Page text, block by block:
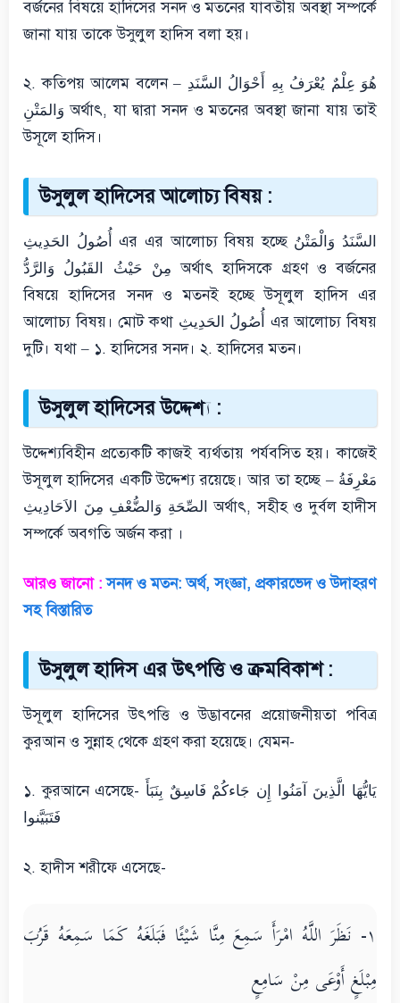
বর্জনের বিষয়ে হাদিসের সনদ ও মতনের যাবতীয় অবস্থা সম্পর্কে
জানা যায় তাকে উসুলুল হাদিস বলা হয়।
২. কতিপয় আলেম বলেন – هُوَ عِلْمٌ يُعْرَفُ بِهِ أَحْوَالُ السَّنَدِ
وَالمَتْنِ অর্থাৎ, যা দ্বারা সনদ ও মতনের অবস্থা জানা যায় তাই
উসূলে হাদিস।
উসুলুল হাদিসের আলোচ্য বিষয় :
أُصُولُ الحَدِيثِ এর এর আলোচ্য বিষয় হচ্ছে السَّنَدُ وَالْمَتْنُ
مِنْ حَيْثُ القَبُولُ وَالرَّدُّ অর্থাৎ হাদিসকে গ্রহণ ও বর্জনের
বিষয়ে হাদিসের সনদ ও মতনই হচ্ছে উসূলুল হাদিস এর
আলোচ্য বিষয়। মোট কথা أُصُولُ الحَدِيثِ এর আলোচ্য বিষয়
দুটি। যথা – ১. হাদিসের সনদ। ২. হাদিসের মতন।
উসুলুল হাদিসের উদ্দেশ্য :
উদ্দেশ্যবিহীন প্রত্যেকটি কাজই ব্যর্থতায় পর্যবসিত হয়। কাজেই
উসূলুল হাদিসের একটি উদ্দেশ্য রয়েছে। আর তা হচ্ছে – مَعْرِفَةُ
الصِّحَةِ وَالضُّعْفِ مِنَ الاَحَادِيثِ অর্থাৎ, সহীহ ও দুর্বল হাদীস
সম্পর্কে অবগতি অর্জন করা ।
আরও জানো : সনদ ও মতন: অর্থ, সংজ্ঞা, প্রকারভেদ ও উদাহরণ
সহ বিস্তারিত
উসুলুল হাদিস এর উৎপত্তি ও ক্রমবিকাশ :
উসূলুল হাদিসের উৎপত্তি ও উদ্ভাবনের প্রয়োজনীয়তা পবিত্র
কুরআন ও সুন্নাহ থেকে গ্রহণ করা হয়েছে। যেমন-
১. কুরআনে এসেছে- يَايُّهَا الَّذِينَ آمَنُوا إِن جَاءكُمْ فَاسِقٌ بِنَبَأَ
فَتَبَيَّنوا
২. হাদীস শরীফে এসেছে-
١- نَظَرَ اللَّهُ امْرَأَ سَمِعَ مِنَّا شَيْئًا فَبَلَغَهُ كَمَا سَمِعَهُ قَرُبَ
مِبْلَغٍ أَوْعَى مِنْ سَامِعٍ